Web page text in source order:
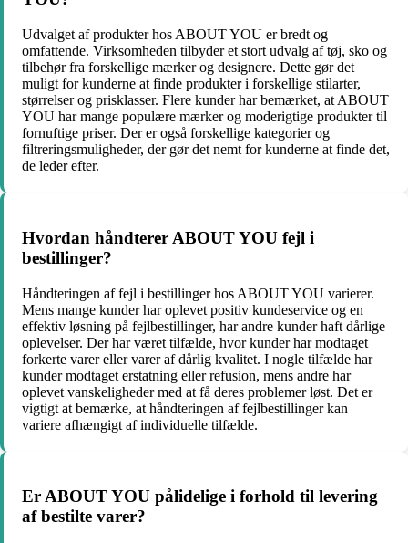
Udvalget af produkter hos ABOUT YOU er bredt og
omfattende. Virksomheden tilbyder et stort udvalg af tøj, sko og
tilbehør fra forskellige mærker og designere. Dette gør det
muligt for kunderne at finde produkter i forskellige stilarter,
størrelser og prisklasser. Flere kunder har bemærket, at ABOUT
YOU har mange populære mærker og moderigtige produkter til
fornuftige priser. Der er også forskellige kategorier og
filtreringsmuligheder, der gør det nemt for kunderne at finde det,
de leder efter.
Hvordan håndterer ABOUT YOU fejl i
bestillinger?
Håndteringen af fejl i bestillinger hos ABOUT YOU varierer.
Mens mange kunder har oplevet positiv kundeservice og en
effektiv løsning på fejlbestillinger, har andre kunder haft dårlige
oplevelser. Der har været tilfælde, hvor kunder har modtaget
forkerte varer eller varer af dårlig kvalitet. I nogle tilfælde har
kunder modtaget erstatning eller refusion, mens andre har
oplevet vanskeligheder med at få deres problemer løst. Det er
vigtigt at bemærke, at håndteringen af fejlbestillinger kan
variere afhængigt af individuelle tilfælde.
Er ABOUT YOU pålidelige i forhold til levering
af bestilte varer?